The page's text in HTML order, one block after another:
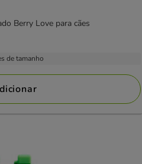
Berry Love para cães
de tamanho